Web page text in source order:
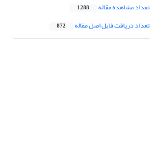
تعداد مشاهده مقاله 1,288
تعداد دریافت فایل اصل مقاله 872